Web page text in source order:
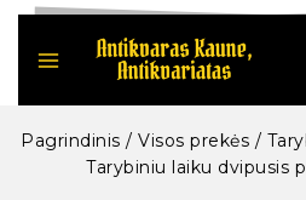
Pagrindinis / Visos prekės /
Tarybiniu laiku dvipusis